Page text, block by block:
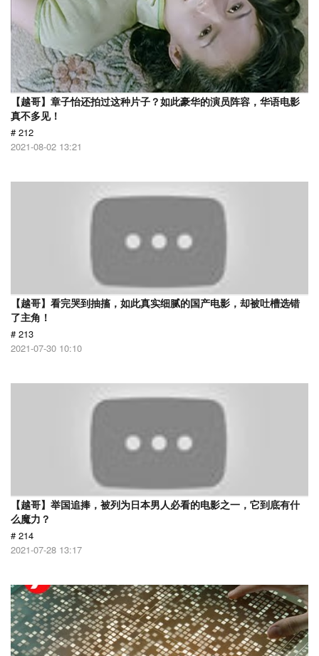
【越哥】章子怡还拍过这种片子？如此豪华的演员阵容，华语电影
真不多见！
# 212
2021-08-02 13:21
【越哥】看完哭到抽搐，如此真实细腻的国产电影，却被吐槽选错
了主角！
# 213
2021-07-30 10:10
【越哥】举国追捧，被列为日本男人必看的电影之一，它到底有什
么魔力？
# 214
2021-07-28 13:17